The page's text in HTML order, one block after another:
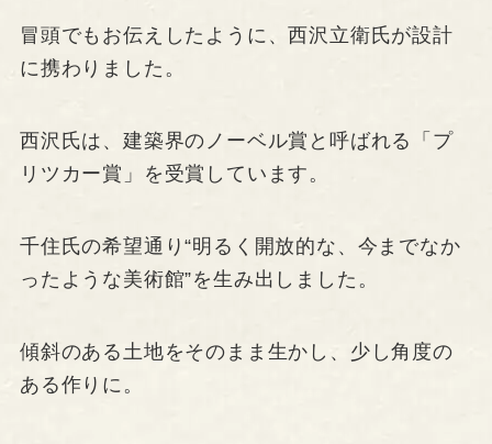
冒頭でもお伝えしたように、西沢立衛氏が設計
に携わりました。
西沢氏は、建築界のノーベル賞と呼ばれる「プ
リツカー賞」を受賞しています。
千住氏の希望通り“明るく開放的な、今までなか
ったような美術館”を生み出しました。
傾斜のある土地をそのまま生かし、少し角度の
ある作りに。